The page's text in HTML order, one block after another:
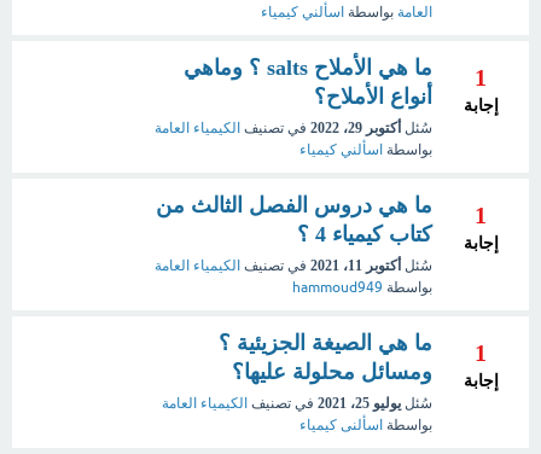
العامة بواسطة اسألني كيمياء
1
إجابة
ما هي الأملاح salts ؟ وماهي
أنواع الأملاح؟
سُئل أكتوبر 29، 2022 في تصنيف الكيمياء العامة
بواسطة اسألني كيمياء
1
إجابة
ما هي دروس الفصل الثالث من
كتاب كيمياء 4 ؟
سُئل أكتوبر 11، 2021 في تصنيف الكيمياء العامة
بواسطة hammoud949
1
إجابة
ما هي الصيغة الجزيئية ؟
ومسائل محلولة عليها؟
سُئل يوليو 25، 2021 في تصنيف الكيمياء العامة
بواسطة اسألنى كيمياء